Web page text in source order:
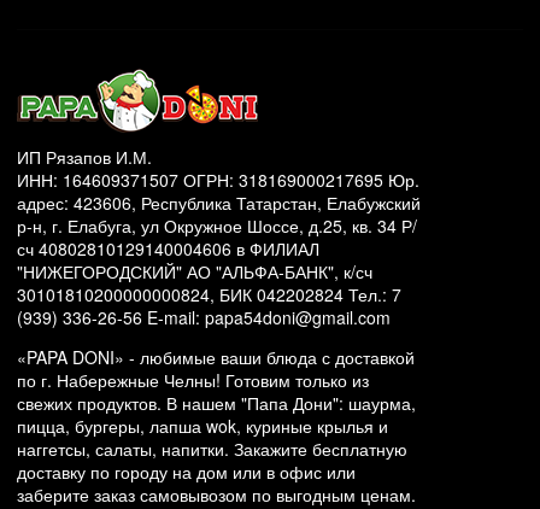
ИП Рязапов И.М.
ИНН: 164609371507 ОГРН: 318169000217695 Юр.
адрес: 423606, Республика Татарстан, Елабужский
р-н, г. Елабуга, ул Окружное Шоссе, д.25, кв. 34 Р/
сч 40802810129140004606 в ФИЛИАЛ
"НИЖЕГОРОДСКИЙ" АО "АЛЬФА-БАНК", к/сч
30101810200000000824, БИК 042202824 Тел.: 7
(939) 336-26-56 E-mail: papa54doni@gmail.com
«PAPA DONI» - любимые ваши блюда с доставкой
по г. Набережные Челны! Готовим только из
свежих продуктов. В нашем "Папа Дони": шаурма,
пицца, бургеры, лапша wok, куриные крылья и
наггетсы, салаты, напитки. Закажите бесплатную
доставку по городу на дом или в офис или
заберите заказ самовывозом по выгодным ценам.